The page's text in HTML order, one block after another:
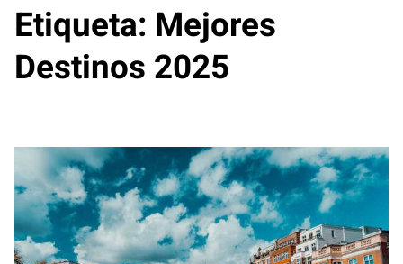
Etiqueta: Mejores
Destinos 2025